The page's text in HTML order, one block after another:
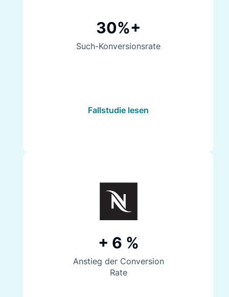
30%+
Such-Konversionsrate
Fallstudie lesen
+ 6 %
Anstieg der Conversion
Rate